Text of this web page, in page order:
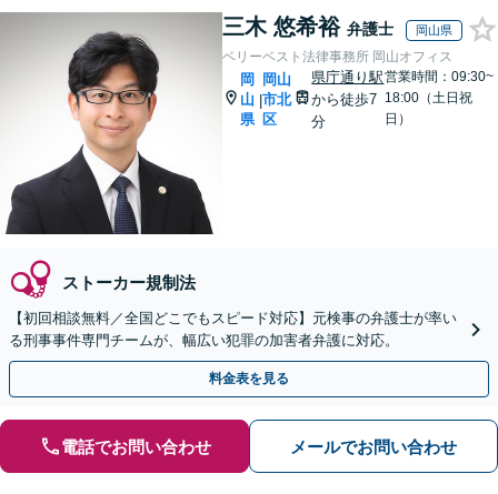
三木 悠希裕 弁護士 岡山県
ベリーベスト法律事務所 岡山オフィス
岡
山
県
|
岡山
市北
区
県庁通り駅
から徒歩7
分
営業時間：09:30~
18:00（土日祝
日）
ストーカー規制法
【初回相談無料／全国どこでもスピード対応】元検事の弁護士が率い
る刑事事件専門チームが、幅広い犯罪の加害者弁護に対応。
料金表を見る
電話でお問い合わせ メールでお問い合わせ